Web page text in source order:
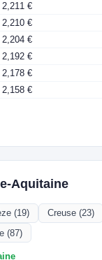
2,211 €
2,210 €
2,204 €
2,192 €
2,178 €
2,158 €
Aquitaine
(19) Creuse (23)
(87)